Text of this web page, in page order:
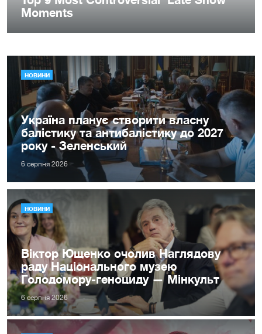
НОВИНИ
Україна планує створити власну
балістику та антибалістику до 2027
року - Зеленський
6 серпня 2026
НОВИНИ
Віктор Ющенко очолив Наглядову
раду Національного музею
Голодомору-геноциду — Мінкульт
6 серпня 2026